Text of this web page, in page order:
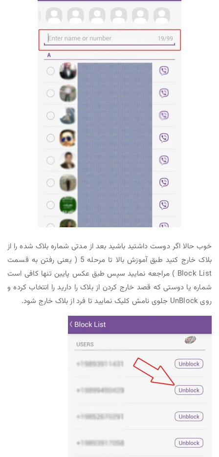
خوب حالا اگر دوست داشتید باشید بعد از مدتی شماره بلاک شده را از
بلاک خارج کنید طبق آموزش بالا تا مرحله 5 ( یعنی رفتن به قسمت
Block List ) مراجعه نمایید سپس طبق عکس پایین تنها کافی است
شماره یا دوستی که قصد خارج کردن از بلاک را دارید را انتخاب کرده و
روی UnBlock جلوی نامش کلیک نمایید تا فرد از بلاک خارج شود.